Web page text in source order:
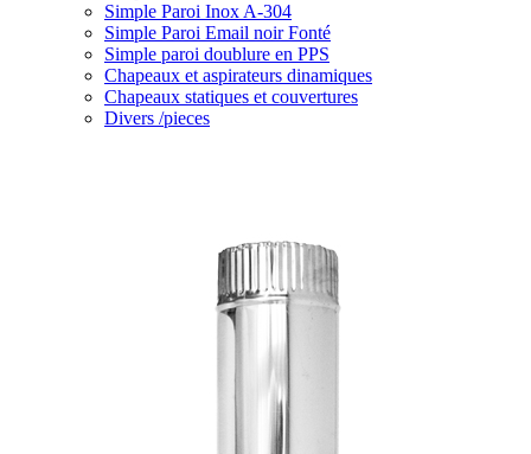
Simple Paroi Inox A-304
Simple Paroi Email noir Fonté
Simple paroi doublure en PPS
Chapeaux et aspirateurs dinamiques
Chapeaux statiques et couvertures
Divers /pieces